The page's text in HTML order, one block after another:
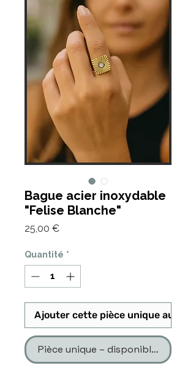
Bague acier inoxydable
"Felise Blanche"
25,00 €Prix
Quantité *
Ajouter cette pièce unique au
Pièce unique – disponible en un